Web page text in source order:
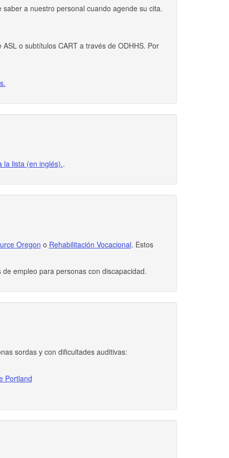
a nuestro personal cuando agende su cita.
o subtítulos CART a través de ODHHS. Por
la lista (en inglés)..
Oregon o Rehabilitación Vocacional. Estos
empleo para personas con discapacidad.
sordas y con dificultades auditivas:
Portland